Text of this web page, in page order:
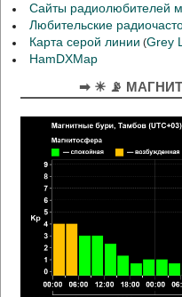
Сайты радиолюбителей
Любительские
Карта серой линии (Grey
HamDXMap
➡ ☀ 📡